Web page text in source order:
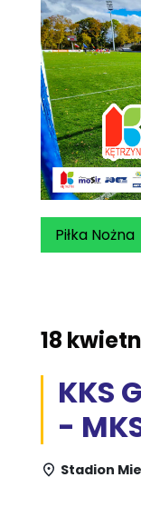
Piłka Nożna
18
KKS
-
Stadion